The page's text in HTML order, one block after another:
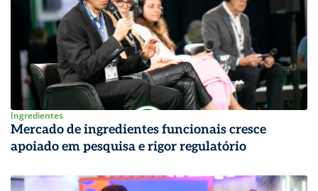
Ingredientes
Mercado de ingredientes funcionais cresce
apoiado em pesquisa e rigor regulatório